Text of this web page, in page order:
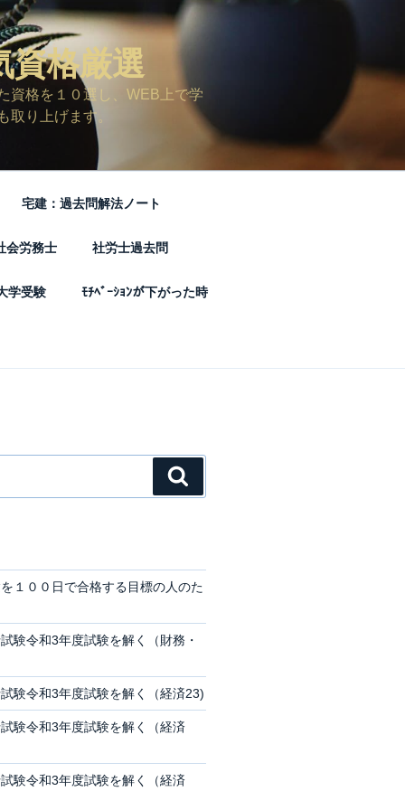
資格厳選
資格を１０選し、WEB上で学
り上げます。
宅建：過去問解法ノート
会労務士 社労士過去問
学受験 ﾓﾁﾍﾞｰｼｮﾝが下がった時
索
１００日で合格する目標の人のた
験令和3年度試験を解く（財務・
験令和3年度試験を解く（経済23)
験令和3年度試験を解く（経済
験令和3年度試験を解く（経済